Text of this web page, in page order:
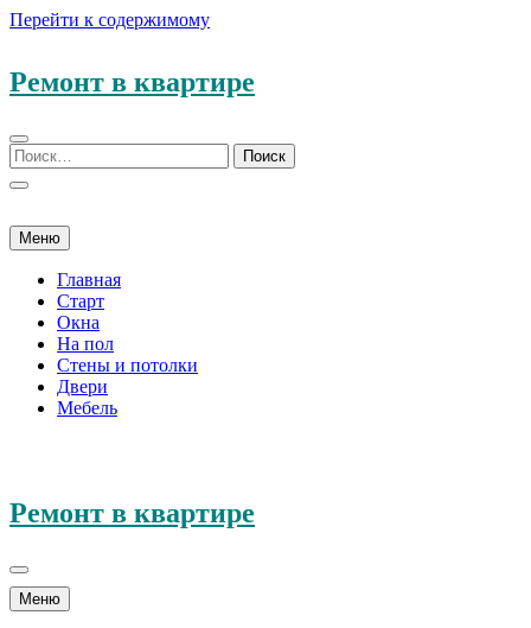
Перейти к содержимому
Ремонт в квартире
Меню
Главная
Старт
Окна
На пол
Стены и потолки
Двери
Мебель
Ремонт в квартире
Меню